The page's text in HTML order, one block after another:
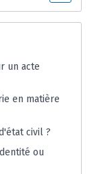
un acte
en matière
civil ?
ou